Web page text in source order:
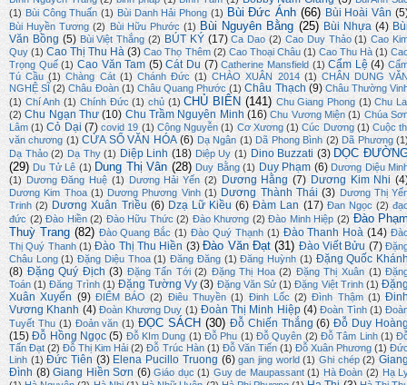
(1) Bùi Công Thuấn (1) Bùi Danh Hải Phong (1) Bùi Đức Ánh (66) Bùi Hoài Vân
Bùi Huyền Tương (2) Bùi Hữu Phước (1) Bùi Nguyên Bằng (25) Bùi Nhựa (4)
Văn Bồng (5) Bùi Việt Thắng (2) BÚT KÝ (17) Ca Dao (2) Cao Duy Thảo (1) Cao
Quy (1) Cao Thị Thu Hà (3) Cao Thọ Thêm (2) Cao Thoại Châu (1) Cao Thu Hà (1)
Trọng Quế (1) Cao Văn Tam (5) Cát Du (7) Catherine Mansfield (1) Cẩm Lệ (4)
Tú Cầu (1) Chàng Cát (1) Chánh Đức (1) CHÀO XUÂN 2014 (1) CHÂN DUNG
NGHỆ SĨ (2) Châu Đoàn (1) Châu Quang Phước (1) Châu Thạch (9) Châu Thường
(1) Chí Anh (1) Chính Đức (1) chủ (1) CHỦ BIÊN (141) Chu Giang Phong (1) Chu
(2) Chu Ngạn Thư (10) Chu Trầm Nguyên Minh (16) Chu Vương Miện (1) Chúa
Lâm (1) Cỏ Dại (7) covid 19 (1) Công Nguyễn (1) Cơ Xương (1) Cúc Dương (1) Cuộc
văn chương (1) CỬA SỔ VĂN HÓA (6) Dạ Ngân (1) Dã Phong Bình (2) Dã Phương
Dạ Thảo (2) Dạ Thy (1) Diệp Linh (18) Diệp Uy (1) Dino Buzzati (3) DỌC
(29) Du Tử Lê (1) Dung Thị Vân (28) Duy Bằng (1) Duy Phạm (6) Dương Diệu
(1)
Dương Đăng Huệ (1) Dương Hải Yến (2) Dương Hằng (7) Dương Kim Nhi
Dương Kim Thoa (1) Dương Phương Vinh (1) Dương Thành Thái (3) Dương Thị
Trinh (2) Dương Xuân Triều (6) Dzạ Lữ Kiều (6) Đàm Lan (17) Đan Ngọc (2)
đức (2) Đào Hiền (2) Đào Hữu Thức (2) Đào Khương (2) Đào Minh Hiệp (2) Đào
Thuỳ Trang (82) Đào Quang Bắc (1) Đào Quý Thạnh (1) Đào Thanh Hoà (14)
Thị Quý Thanh (1) Đào Thị Thu Hiền (3) Đào Văn Đạt (31) Đào Viết Bửu (7)
Châu Long (1) Đặng Diệu Thoa (1) Đăng Đăng (1) Đăng Huỳnh (1) Đặng Quốc
(8) Đặng Quý Địch (3) Đặng Tấn Tới (2) Đặng Thị Hoa (2) Đặng Thị Xuân (1)
Toán (1) Đăng Trình (1) Đặng Tường Vy (3) Đặng Văn Sử (1) Đặng Việt Trinh (1)
Xuân Xuyến (9) ĐIỂM BÁO (2) Điêu Thuyền (1) Đinh Lốc (2) Đình Thậm (1)
Vương Khanh (4) Đoàn Khương Duy (1) Đoàn Thị Minh Hiệp (4) Đoàn Tình (1)
Tuyết Thu (1) Đoản văn (1) ĐỌC SÁCH (30) Đỗ Chiến Thắng (6) Đỗ Duy
(15) Đỗ Hồng Ngọc (5) Đỗ KIm Dung (1) Đỗ Phu (1) Đỗ Quyên (2) Đỗ Tâm Linh (1)
Tấn Đạt (2) Đỗ Thị Kim Hải (2) Đỗ Trúc Hàn (1) Đỗ Văn Tiến (1) Đỗ Xuân Phương (1)
Linh (1) Đức Tiên (3) Elena Pucillo Truong (6) gan jing world (1) Ghi chép (2)
Đình (8) Giang Hiền Sơn (6) Giáo dục (1) Guy de Maupassant (1) Hà Đoàn (2) Hạ